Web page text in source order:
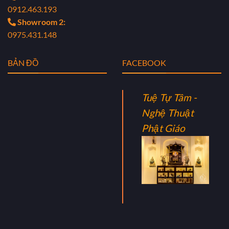
0912.463.193
Showroom 2:
0975.431.148
BẢN ĐỒ FACEBOOK
Tuệ Tự Tâm -
Nghệ Thuật
Phật Giáo